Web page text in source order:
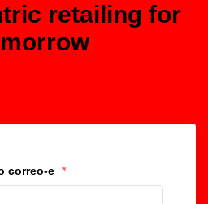
retailing for
correo-e *